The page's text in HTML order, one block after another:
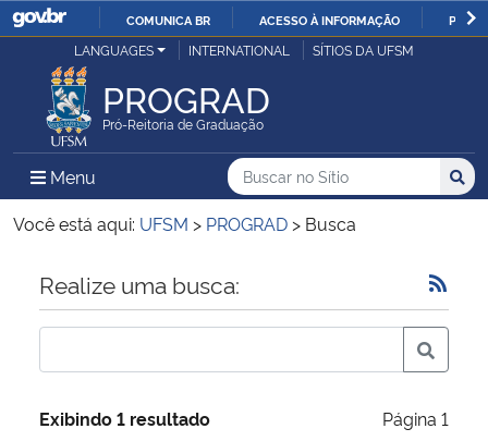
IR
O
COMUNICA BR ACESSO À INFORMAÇÃO
Ministério da Justiça e Segurança Pública
Ministério da Defesa
Ministério das Relações Exteriores
Ministério da Economia
Ministério da Infraestrutura
LANGUAGES INTERNATIONAL SÍTIOS DA UFSM
PROGRAD
Pró-Reitoria de Graduação
Menu Menu Principal do Sítio
Busca
Buscar no no Sítio
Busca:
Você está aqui: UFSM > PROGRAD > Busca
Início do conteúdo
Realize uma busca:
Exibindo 1 resultado Página 1